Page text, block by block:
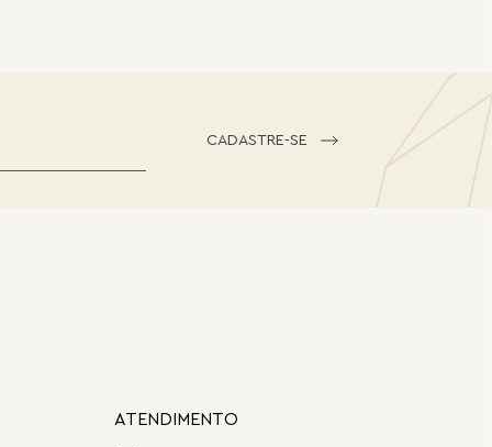
CADASTRE-SE
ATENDIMENTO